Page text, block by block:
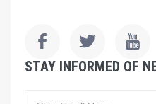
STAY INFORMED OF